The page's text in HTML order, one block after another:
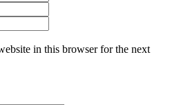
in this browser for the next